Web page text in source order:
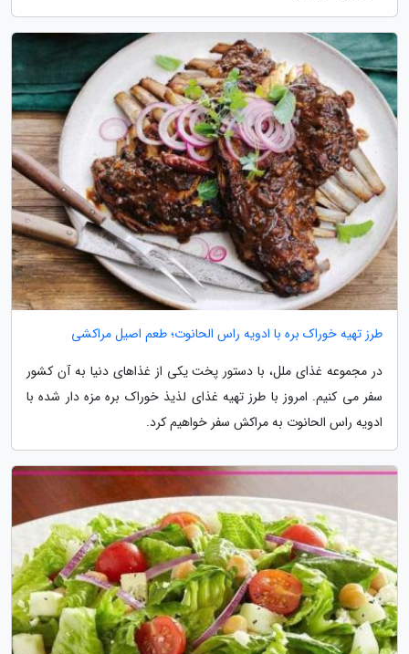
طرز تهیه خوراک بره با ادویه راس الحانوت؛ طعم اصیل مراکشی
در مجموعه غذای ملل، با دستور پخت یکی از غذاهای دنیا به آن کشور
سفر می کنیم. امروز با طرز تهیه غذای لذیذ خوراک بره مزه دار شده با
ادویه راس الحانوت به مراکش سفر خواهیم کرد.